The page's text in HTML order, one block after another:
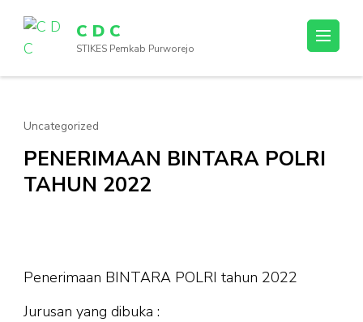
konten
(Tekan
C D C
STIKES Pemkab Purworejo
Uncategorized
PENERIMAAN BINTARA POLRI
TAHUN 2022
Penerimaan BINTARA POLRI tahun 2022
Jurusan yang dibuka :